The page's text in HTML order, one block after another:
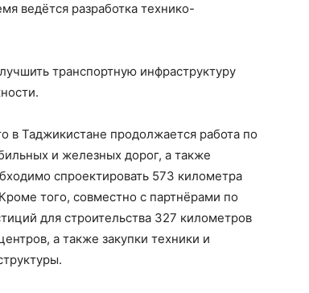
ведётся разработка технико-
транспортную инфраструктуру
в Таджикистане продолжается работа по
и железных дорог, а также
спроектировать 573 километра
того, совместно с партнёрами по
для строительства 327 километров
а также закупки техники и